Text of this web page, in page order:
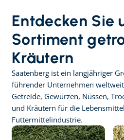
Entdecken Sie
Sortiment
Kräutern
Saatenberg ist ein langjähriger
führender Unternehmen
Getreide, Gewürzen, Nüssen,
und Kräutern für die
Futtermittelindustrie.